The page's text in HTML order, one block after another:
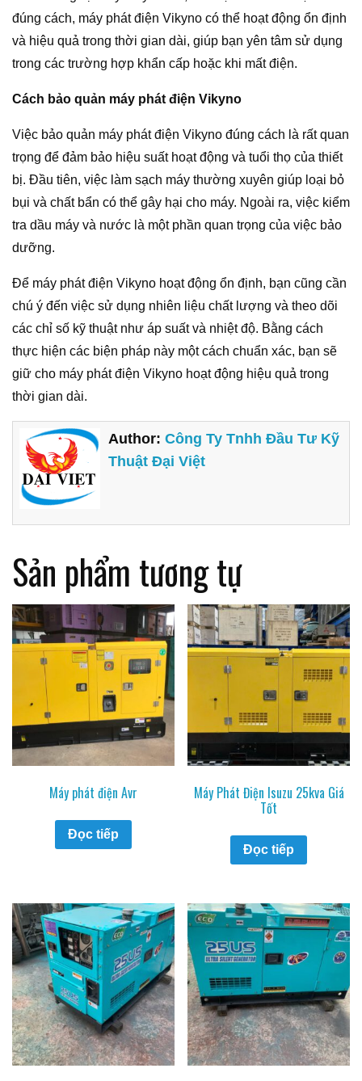
đúng cách, máy phát điện Vikyno có thể hoạt động ổn định
và hiệu quả trong thời gian dài, giúp bạn yên tâm sử dụng
trong các trường hợp khẩn cấp hoặc khi mất điện.
Cách bảo quản máy phát điện Vikyno
Việc bảo quản máy phát điện Vikyno đúng cách là rất quan
trọng để đảm bảo hiệu suất hoạt động và tuổi thọ của thiết
bị. Đầu tiên, việc làm sạch máy thường xuyên giúp loại bỏ
bụi và chất bẩn có thể gây hại cho máy. Ngoài ra, việc kiểm
tra dầu máy và nước là một phần quan trọng của việc bảo
dưỡng.
Để máy phát điện Vikyno hoạt động ổn định, bạn cũng cần
chú ý đến việc sử dụng nhiên liệu chất lượng và theo dõi
các chỉ số kỹ thuật như áp suất và nhiệt độ. Bằng cách
thực hiện các biện pháp này một cách chuẩn xác, bạn sẽ
giữ cho máy phát điện Vikyno hoạt động hiệu quả trong
thời gian dài.
Author:Công Ty Tnhh Đầu Tư Kỹ
Thuật Đại Việt
Sản phẩm tương tự
Máy phát điện Avr
Đọc tiếp
Máy Phát Điện Isuzu 25kva Giá
Tốt
Đọc tiếp